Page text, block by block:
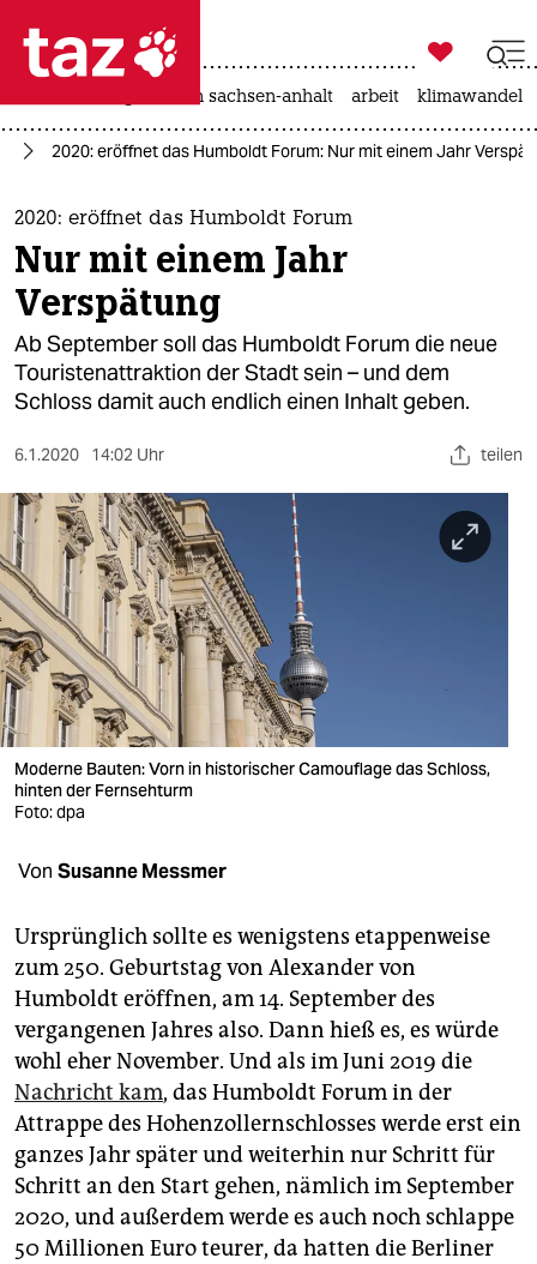
 taz zahl ich
taz zahl ich
themen
politik
öko
gesellschaft
sport
berlin
nord
wahrheit
verlag
verlag
veranstaltungen
unterstützen
abo
genossenschaft
epaper login

taz zahl ich
landtagswahl in sachsen-anhalt arbeit klimawandel
2020: eröffnet das Humboldt Forum: Nur mit einem Jahr
2020: eröffnet das Humboldt Forum
Nur mit einem Jahr
Verspätung
Ab September soll das Humboldt Forum die neue
Touristenattraktion der Stadt sein – und dem
Schloss damit auch endlich einen Inhalt geben.
6.1.2020 14:02 Uhr teilen
Moderne Bauten: Vorn in historischer Camouflage das Schloss,
hinten der Fernsehturm
Foto: dpa
Von Susanne Messmer
Ursprünglich sollte es wenigstens etappenweise
zum 250. Geburtstag von Alexander von
Humboldt eröffnen, am 14. September des
vergangenen Jahres also. Dann hieß es, es würde
wohl eher November. Und als im Juni 2019 die
Nachricht kam, das Humboldt Forum in der
Attrappe des Hohenzollernschlosses werde erst ein
ganzes Jahr später und weiterhin nur Schritt für
Schritt an den Start gehen, nämlich im September
2020, und außerdem werde es auch noch schlappe
50 Millionen Euro teurer, da hatten die Berliner